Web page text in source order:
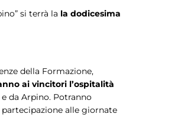
si terrà la la dodicesima
della Formazione,
ai vincitori l’ospitalità
da Arpino. Potranno
alle giornate